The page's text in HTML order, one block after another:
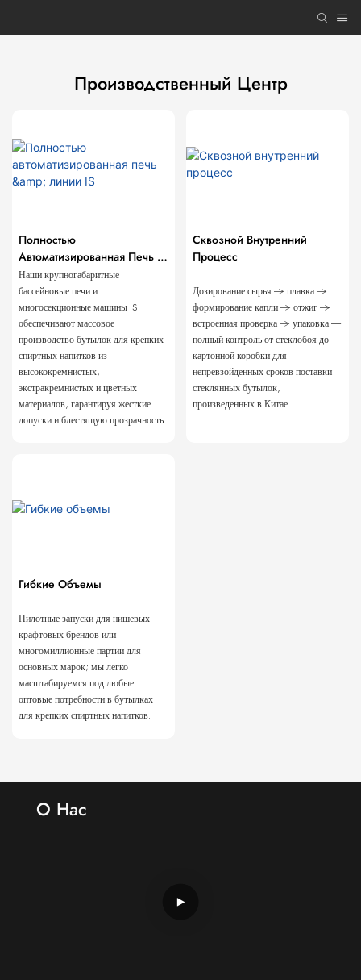
Производственный Центр
Полностью
Автоматизированная Печь &
Линии IS
Наши крупногабаритные
бассейновые печи и
многосекционные машины IS
обеспечивают массовое
производство бутылок для крепких
спиртных напитков из
высококремнистых,
экстракремнистых и цветных
материалов, гарантируя жесткие
допуски и блестящую прозрачность.
Сквозной Внутренний
Процесс
Дозирование сырья → плавка →
формирование капли → отжиг →
встроенная проверка → упаковка —
полный контроль от стеклобоя до
картонной коробки для
непревзойденных сроков поставки
стеклянных бутылок,
произведенных в Китае.
Гибкие Объемы
Пилотные запуски для нишевых
крафтовых брендов или
многомиллионные партии для
основных марок; мы легко
масштабируемся под любые
оптовые потребности в бутылках
для крепких спиртных напитков.
О Нас